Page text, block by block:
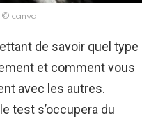
© canva
de savoir quel type
et comment vous
avec les autres.
test s’occupera du